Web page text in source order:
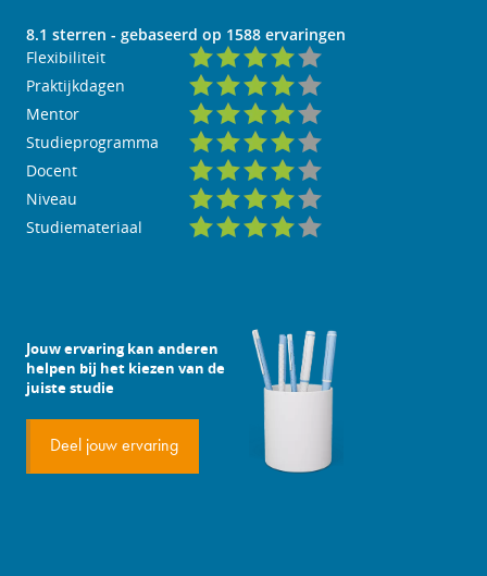
8.1 sterren - gebaseerd op 1588 ervaringen
Flexibiliteit
Praktijkdagen
Mentor
Studieprogramma
Docent
Niveau
Studiemateriaal
Jouw ervaring kan anderen
helpen bij het kiezen van de
juiste studie
Deel jouw ervaring